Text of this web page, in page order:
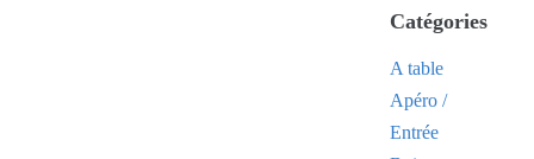
Catégories
A table
Apéro /
Entrée